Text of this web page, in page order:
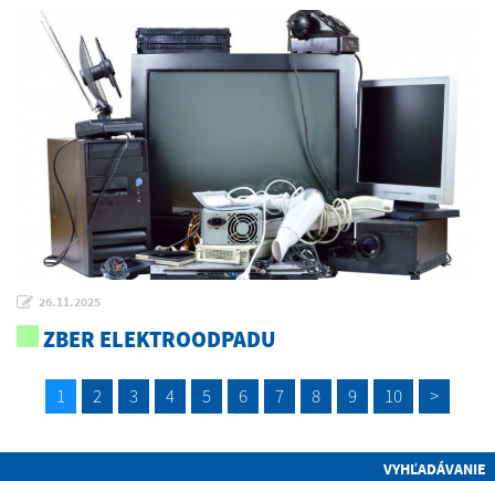
26.11.2025
ZBER ELEKTROODPADU
1 2 3 4 5 6 7 8 9 10 >
VYHĽADÁVANIE